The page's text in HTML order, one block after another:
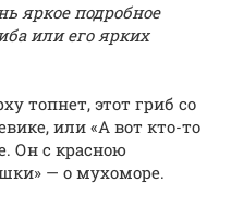
яркое подробное
или его ярких
топнет, этот гриб со
или «А вот кто-то
Он с красною
— о мухоморе.